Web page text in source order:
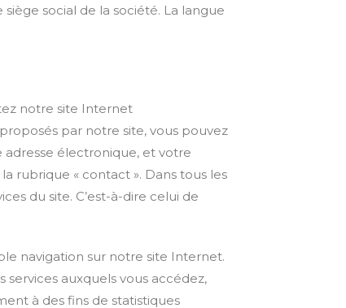
social de la société. La langue
notre site Internet
par notre site, vous pouvez
électronique, et votre
rubrique « contact ». Dans tous les
du site. C’est-à-dire celui de
navigation sur notre site Internet.
auxquels vous accédez,
à des fins de statistiques